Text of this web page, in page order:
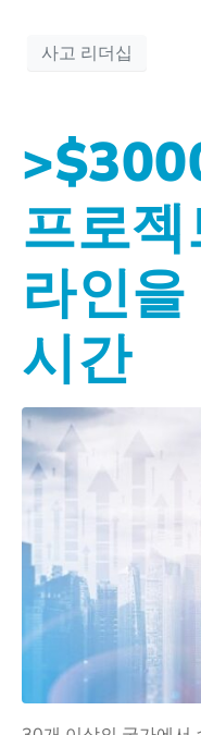
사고 리더십
프로
라인
시간